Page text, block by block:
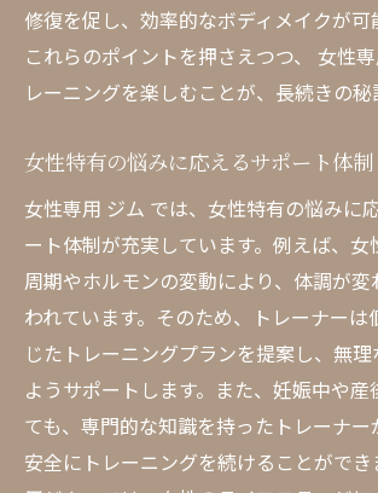
修復を促し、効率的なボディメイクが可
これらのポイントを押さえつつ、 女性
レーニングを楽しむことが、長続きの秘
女性特有の悩みに応えるサポート体制
女性専用 ジム では、女性特有の悩みに
ート体制が充実しています。例えば、女
周期やホルモンの変動により、体調が
われています。そのため、トレーナーは
じたトレーニングプランを提案し、無
ようサポートします。また、妊娠中や産
ても、専門的な知識を持ったトレーナー
安全にトレーニングを続けることができ